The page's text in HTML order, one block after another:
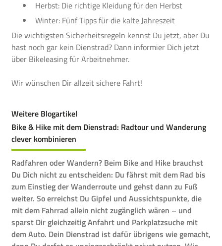
Herbst: Die richtige Kleidung für den Herbst
Winter: Fünf Tipps für die kalte Jahreszeit
Die wichtigsten Sicherheitsregeln kennst Du jetzt, aber Du
hast noch gar kein Dienstrad? Dann informier Dich jetzt
über Bikeleasing für Arbeitnehmer.
Wir wünschen Dir allzeit sichere Fahrt!
Weitere Blogartikel
Bike & Hike mit dem Dienstrad: Radtour und Wanderung
clever kombinieren
Radfahren oder Wandern? Beim Bike and Hike brauchst
Du Dich nicht zu entscheiden: Du fährst mit dem Rad bis
zum Einstieg der Wanderroute und gehst dann zu Fuß
weiter. So erreichst Du Gipfel und Aussichtspunkte, die
mit dem Fahrrad allein nicht zugänglich wären – und
sparst Dir gleichzeitig Anfahrt und Parkplatzsuche mit
dem Auto. Dein Dienstrad ist dafür übrigens wie gemacht,